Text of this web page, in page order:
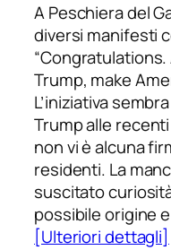
A Peschiera del
diversi manifesti
Trump, make
L’iniziativa
Trump alle
non vi è alcuna
residenti. La
suscitato
possibile origine
[Ulteriori dettagli]